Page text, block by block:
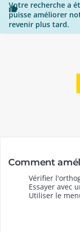

Votre recherche a
puisse améliorer
revenir plus tard.
Comment
Vérifier
Essayer avec
Utiliser le